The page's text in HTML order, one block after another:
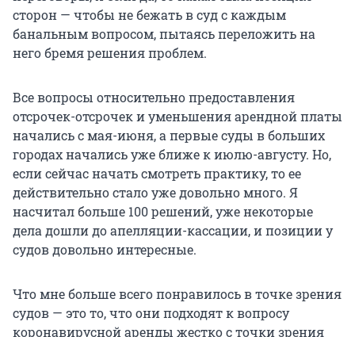
сторон — чтобы не бежать в суд с каждым
банальным вопросом, пытаясь переложить на
него бремя решения проблем.
Все вопросы относительно предоставления
отсрочек-отсрочек и уменьшения арендной платы
начались с мая-июня, а первые суды в больших
городах начались уже ближе к июлю-августу. Но,
если сейчас начать смотреть практику, то ее
действительно стало уже довольно много. Я
насчитал больше 100 решений, уже некоторые
дела дошли до апелляции-кассации, и позиции у
судов довольно интересные.
Что мне больше всего понравилось в точке зрения
судов — это то, что они подходят к вопросу
коронавирусной аренды жестко с точки зрения